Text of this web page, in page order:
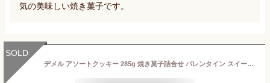
気の美味しい焼き菓子です。
SOLD
デメル アソートクッキー 285g 焼き菓子詰合せ バレンタイン スイーツ 2024 母の日 プレゼント 東京 お土産 お中元 御中元 誕生日 父の日 お取り寄せ バレンタインデー ホワイトデー お返し